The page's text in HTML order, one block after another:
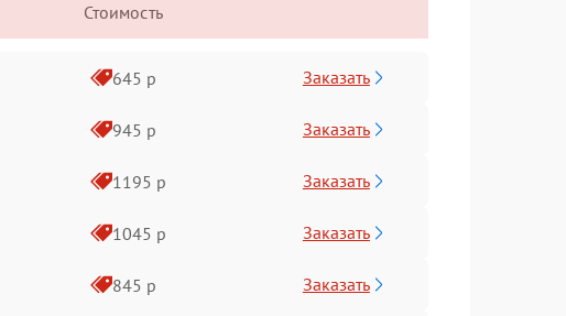
Стоимость
645 р Заказать
945 р Заказать
1195 р Заказать
1045 р Заказать
845 р Заказать